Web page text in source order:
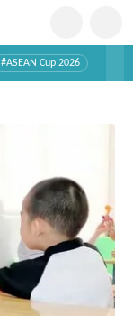
#ASEAN Cup 2026